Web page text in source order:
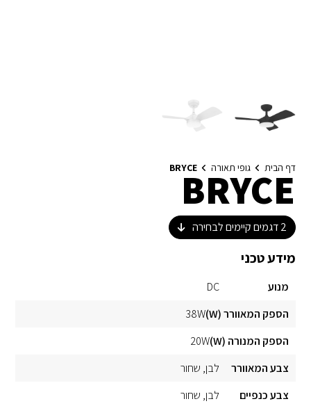
דף הבית גופי תאורה BRYCEBRYCE
2דגמים קיימים לבחירה
מידע טכני
מנוע
DC
הספק המאוורר (W)
38W
הספק המנורה (W)
20W
צבע המאוורר
לבן שחור
צבע כנפיים
לבן שחור